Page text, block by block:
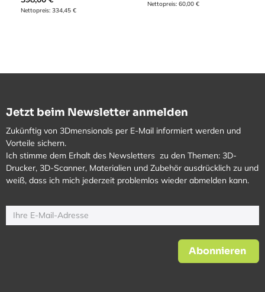
Nettopreis: 334,45 €
Nettopreis: 60,00€
Jetzt beim Newsletter anmelden
Zukünftig von 3Dmensionals per E-Mail informiert werden und
Vorteile sichern.
Ich stimme dem Erhalt des Newsletters zu den Themen: 3D-
Drucker, 3D-Scanner, Materialien und Zubehör ausdrücklich zu und
weiß, dass ich mich jederzeit problemlos wieder abmelden kann.
Abonnieren